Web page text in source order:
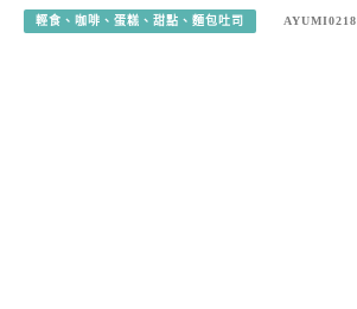
輕食、咖啡、蛋糕、甜點、麵包吐司 AYUMI0218